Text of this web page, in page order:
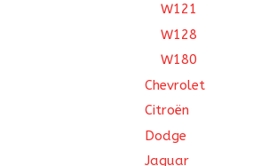
W121
W128
W180
Chevrolet
Citroën
Dodge
Jaguar